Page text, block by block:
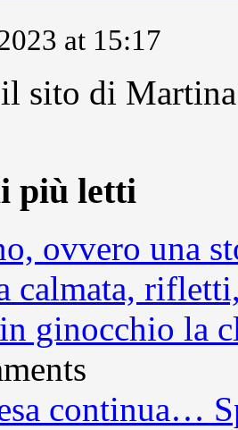
at 15:17
il sito di
più letti
ovvero una
calmata,
ginocchio la
continua…